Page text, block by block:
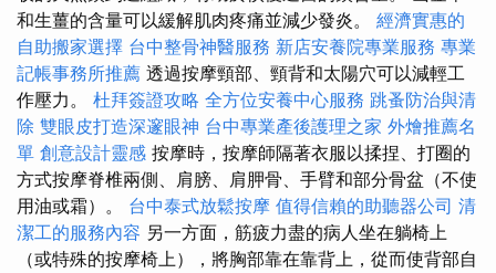
和生薑的含量可以緩解肌肉疼痛並減少發炎。 經濟實惠的
自助搬家選擇 台中整骨神醫服務 新店安養院專業服務 專業
記帳事務所推薦 透過按摩頸部、頸背和太陽穴可以減輕工
作壓力。 杜拜簽證攻略 全方位安養中心服務 跳蚤防治與清
除 雙眼皮打造深邃眼神 台中專業產後護理之家 外燴推薦名
單 創意設計靈感 按摩時，按摩師隔著衣服以揉捏、打圈的
方式按摩脊椎兩側、肩膀、肩胛骨、手臂和部分骨盆（不使
用油或霜）。 台中泰式放鬆按摩 值得信賴的助聽器公司 清
潔工的服務內容 另一方面，筋疲力盡的病人坐在躺椅上
（或特殊的按摩椅上），將胸部靠在靠背上，從而使背部自